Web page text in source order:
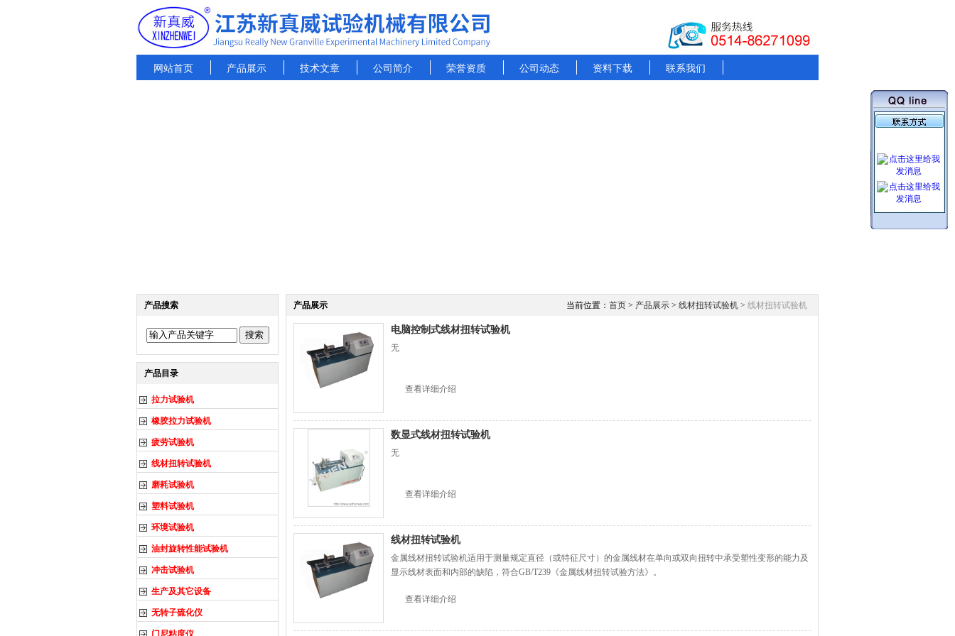
网站首页 产品展示 技术文章 公司简介 荣誉资质 公司动态 资料下载 联系我们
产品搜索
产品目录
拉力试验机
橡胶拉力试验机
疲劳试验机
线材扭转试验机
磨耗试验机
塑料试验机
环境试验机
油封旋转性能试验机
冲击试验机
生产及其它设备
无转子硫化仪
门尼粘度仪
产品展示 当前位置： 首页 > 产品展示 > 线材扭转试验机 > 线材扭转试验机
电脑控制式线材扭转试验机
无
查看详细介绍
数显式线材扭转试验机
无
查看详细介绍
线材扭转试验机
金属线材扭转试验机适用于测量规定直径（或特征尺寸）的金属线材在单向或双向扭转中承受塑性变形的能力及
显示线材表面和内部的缺陷，符合GB/T239《金属线材扭转试验方法》。
查看详细介绍